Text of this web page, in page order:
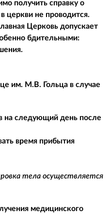
получить справку о
церкви не проводится.
Церковь допускает
бдительными:
им. М.В. Гольца в случае
на следующий день после
время прибытия
тела осуществляется
медицинского